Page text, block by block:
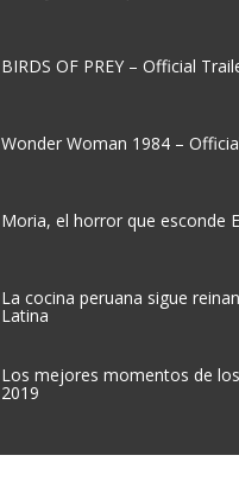
BIRDS OF PREY – Official
Wonder Woman 1984 –
Moria, el horror que esconde
La cocina peruana sigue
Latina
Los mejores momentos de
2019